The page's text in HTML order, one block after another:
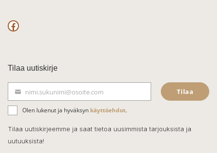
F
c
e
b
o
o
k
Tilaa uutiskirje
ä
h
k
nimi.sukunimi@osoite.com Tilaa
Olen lukenut ja hyväksyn käyttöehdot.
Tilaa uutiskirjeemme ja saat tietoa uusimmista tarjouksista ja
uutuuksista!